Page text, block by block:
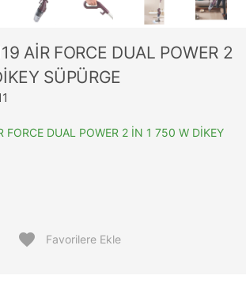
AİR FORCE DUAL POWER 2
SÜPÜRGE
FORCE DUAL POWER 2 İN 1 750 W DİKEY
favorite Favorilere Ekle